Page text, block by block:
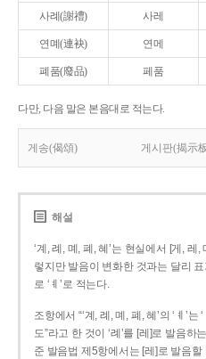
사례(謝禮) 사레
연몌(連袂) 연메
폐품(廢品) 페품
다만, 다음 말은 본음대로 적는다.
게송(偈頌) 게시판(揭示
해설
‘계, 례, 몌, 폐, 혜’는 현실에서 [게,
렇지만 발음이 변화한 것과는 달리
로 ‘ㅖ’로 적는다.
조항에서 “‘계, 례, 몌, 폐, 혜’의 ‘ㅖ’
도”라고 한 것이 ‘례’를 [레]로 발음
준 발음법 제5항에서는 [레]로 발음